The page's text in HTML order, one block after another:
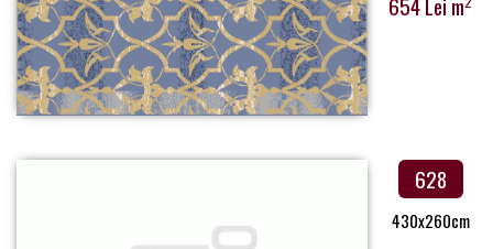
628
430x260cm